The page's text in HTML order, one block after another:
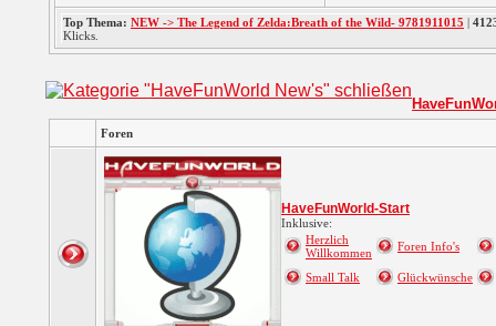
Top Thema: NEW -> The Legend of Zelda:Breath of the Wild- 9781911015 |
Klicks.
Foren
HaveFunWorld-Start
Inklusive:
Herzlich
Willkommen
Foren Info's
Small Talk Glückwünsche